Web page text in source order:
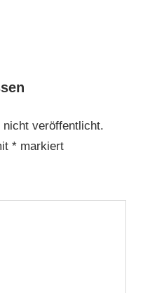
nicht veröffentlicht.
* markiert